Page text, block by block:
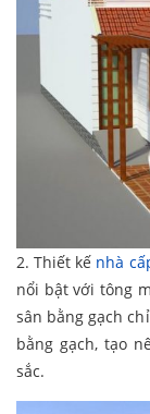
2. Thiết kế nhà
nổi bật với tông
sân bằng gạch
bằng gạch, tạo
sắc.